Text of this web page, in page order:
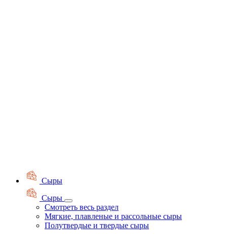
Сыры
Сыры
Смотреть весь раздел
Мягкие, плавленые и рассольные сыры
Полутвердые и твердые сыры